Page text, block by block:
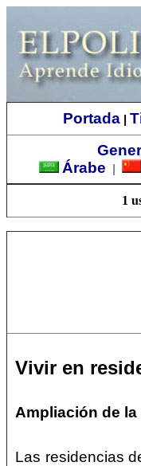
Portada
Árabe
1
Vivir en
Ampliación de la
Las residencias